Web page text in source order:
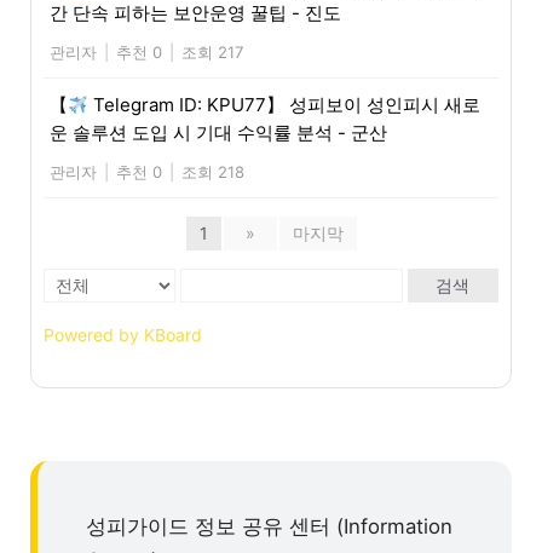
간 단속 피하는 보안운영 꿀팁 - 진도
관리자 추천 0 조회 217
【
Telegram ID: KPU77】 성피보이 성인피시 새로
운 솔루션 도입 시 기대 수익률 분석 - 군산
관리자 추천 0 조회 218
1 » 마지막
검색
Powered by KBoard
성피가이드 정보 공유 센터 (Information